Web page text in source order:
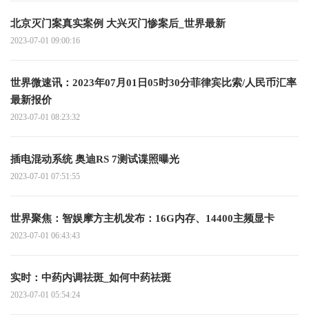
北京灭门案真实案例 大兴灭门惨案后_世界最新
2023-07-01 09:00:16
世界微速讯：2023年07月01日05时30分菲律宾比索/人民币汇率
最新报价
2023-07-01 08:23:32
插电混动系统 奥迪RS 7测试谍照曝光
2023-07-01 07:51:55
世界聚焦：智娱摩方主机发布：16G内存、14400主频显卡
2023-07-01 06:43:43
实时：中药内调祛斑_如何中药祛斑
2023-07-01 05:54:24